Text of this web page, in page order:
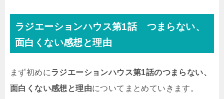
ラジエーションハウス第1話 つまらない、
面白くない感想と理由
まず初めにラジエーションハウス第1話のつまらない、
面白くない感想と理由についてまとめていきます。